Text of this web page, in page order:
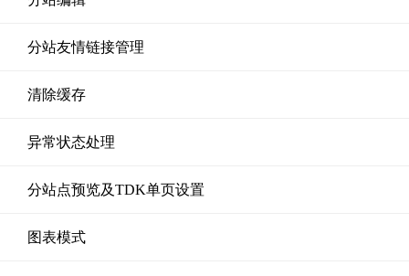
分站友情链接管理
清除缓存
异常状态处理
分站点预览及TDK单页设置
图表模式